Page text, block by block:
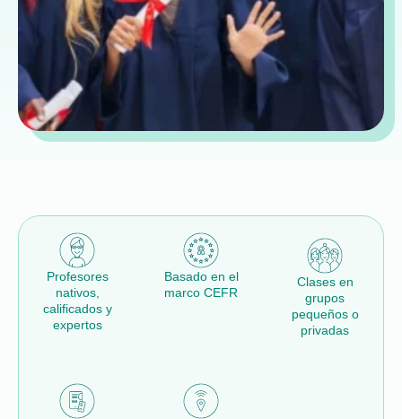
Profesores
nativos,
calificados y
expertos
Basado en el
marco CEFR
Clases en
grupos
pequeños o
privadas